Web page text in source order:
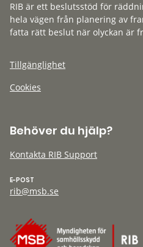
RIB är ett beslutsstöd för
hela vägen från planering av
fatta rätt beslut när olyckan är
Tillgänglighet
Cookies
Behöver du hjälp?
Kontakta RIB Support
E-POST
rib@msb.se